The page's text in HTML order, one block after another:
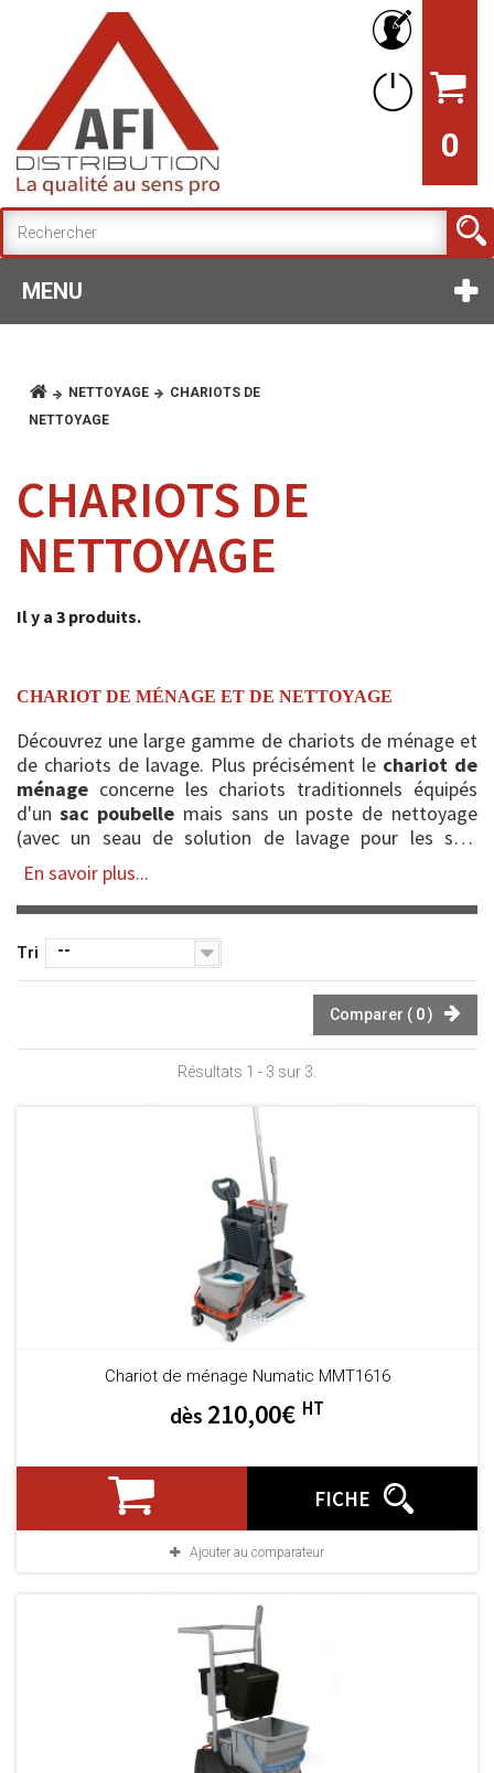
0
MENU
NETTOYAGE
CHARIOTS DE
NETTOYAGE
CHARIOTS DE
NETTOYAGE
Il y a 3 produits.
CHARIOT DE MÉNAGE ET DE NETTOYAGE
Découvrez une large gamme de chariots de ménage et
de chariots de lavage. Plus précisément le chariot de
ménage concerne les chariots traditionnels équipés
d'un sac poubelle mais sans un poste de nettoyage
(avec un seau de solution de lavage pour les sols
généralement) tandis que les
sont, ...
En savoir plus...
Tri --
Comparer ( 0)
Résultats 1 - 3 sur 3.
Chariot de ménage Numatic MMT1616
dès 210,00€ HT
FICHE
Ajouter au comparateur